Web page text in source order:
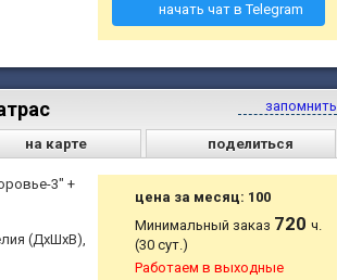
начать чат в Telegram
запомнить
на карте поделиться
3" +
(ДхШхВ),
цена за месяц: 100
Минимальный заказ 720ч.
(30 сут.)
Работаем в выходные